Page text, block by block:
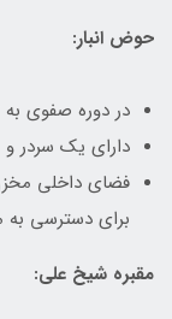
حوض انبار:
در دوره صفوی
دارای یک سردر
فضای داخلی
برای دسترسی
مقبره شیخ علی: